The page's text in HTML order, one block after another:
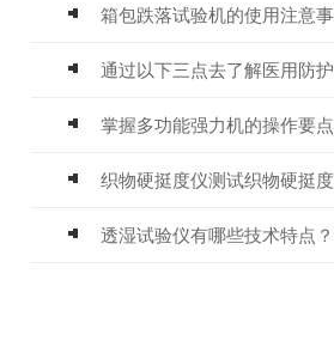
掌握多功能强力机的操作要点
透湿试验仪有哪些技术特点？